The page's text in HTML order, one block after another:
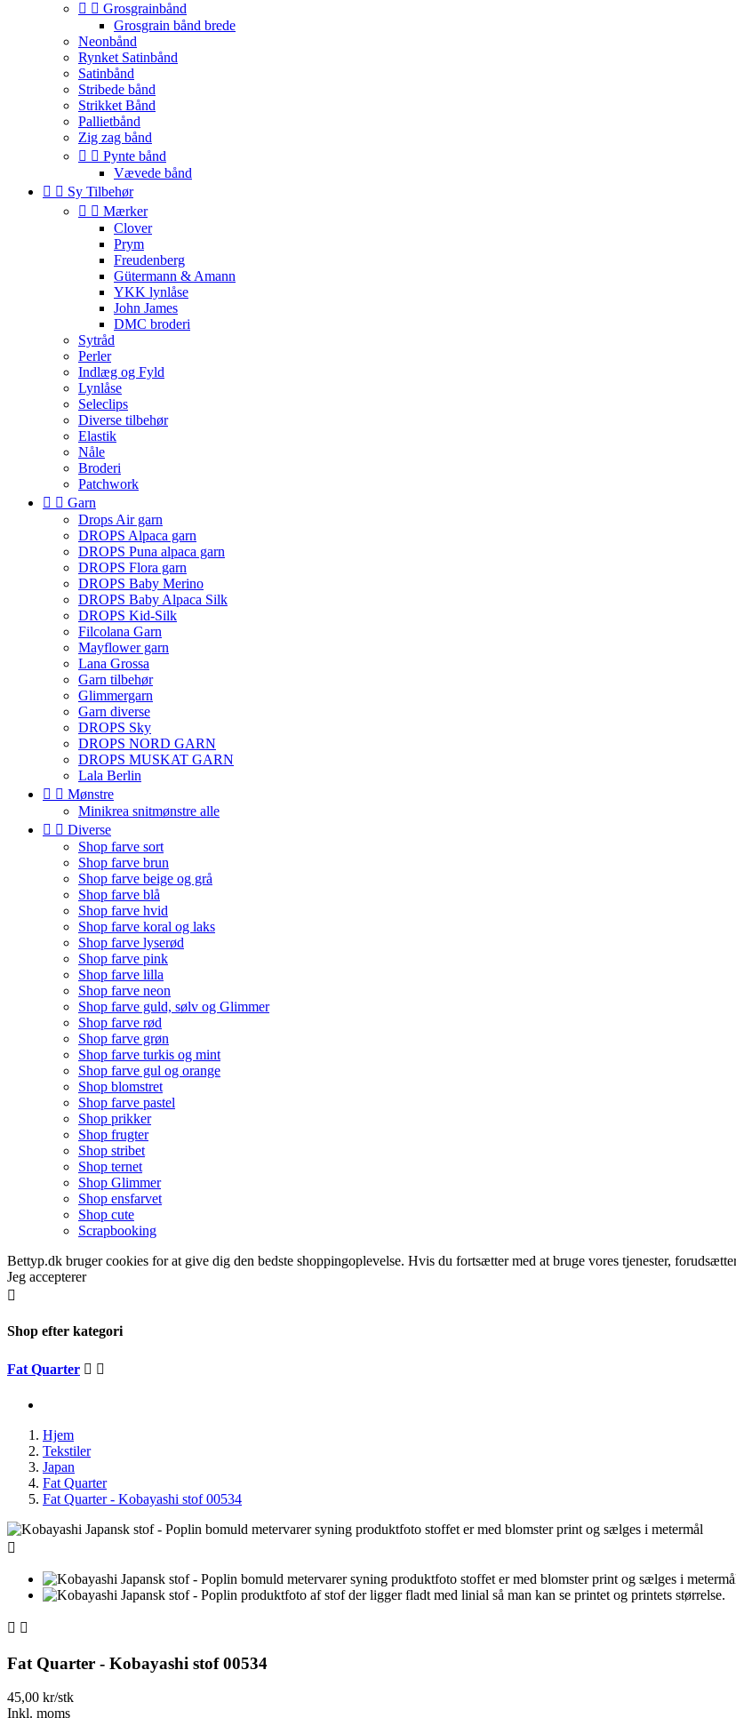
  Grosgrainbånd
Grosgrain bånd brede
Neonbånd
Rynket Satinbånd
Satinbånd
Stribede bånd
Strikket Bånd
Pallietbånd
Zig zag bånd
  Pynte bånd
Vævede bånd
  Sy Tilbehør
  Mærker
Clover
Prym
Freudenberg
Gütermann & Amann
YKK lynlåse
John James
DMC broderi
Sytråd
Perler
Indlæg og Fyld
Lynlåse
Seleclips
Diverse tilbehør
Elastik
Nåle
Broderi
Patchwork
  Garn
Drops Air garn
DROPS Alpaca garn
DROPS Puna alpaca garn
DROPS Flora garn
DROPS Baby Merino
DROPS Baby Alpaca Silk
DROPS Kid-Silk
Filcolana Garn
Mayflower garn
Lana Grossa
Garn tilbehør
Glimmergarn
Garn diverse
DROPS Sky
DROPS NORD GARN
DROPS MUSKAT GARN
Lala Berlin
  Mønstre
Minikrea snitmønstre alle
  Diverse
Shop farve sort
Shop farve brun
Shop farve beige og grå
Shop farve blå
Shop farve hvid
Shop farve koral og laks
Shop farve lyserød
Shop farve pink
Shop farve lilla
Shop farve neon
Shop farve guld, sølv og Glimmer
Shop farve rød
Shop farve grøn
Shop farve turkis og mint
Shop farve gul og orange
Shop blomstret
Shop farve pastel
Shop prikker
Shop frugter
Shop stribet
Shop ternet
Shop Glimmer
Shop ensfarvet
Shop cute
Scrapbooking
Bettyp.dk bruger cookies for at give dig den bedste shoppingoplevelse. Hvis du fortsætter med at bruge vores tjenester,
Jeg accepterer

Shop efter kategori
Fat Quarter  
Hjem
Tekstiler
Japan
Fat Quarter
Fat Quarter - Kobayashi stof 00534

 
Fat Quarter - Kobayashi stof 00534
45,00 kr/stk
Inkl. moms